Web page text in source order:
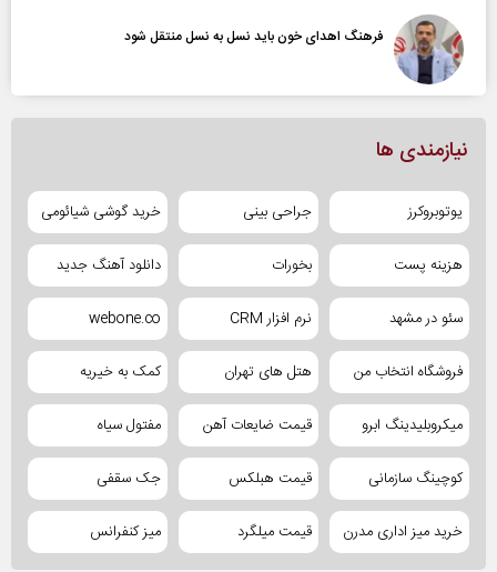
فرهنگ اهدای خون باید نسل به نسل منتقل شود
نیازمندی ها
یوتوبروکرز جراحی بینی خرید گوشی شیائومی
هزینه پست بخورات دانلود آهنگ جدید
سئو در مشهد نرم افزار CRM webone.co
فروشگاه انتخاب من هتل های تهران کمک به خیریه
میکروبلیدینگ ابرو قیمت ضایعات آهن مفتول سیاه
کوچینگ سازمانی قیمت هبلکس جک سقفی
خرید میز اداری مدرن قیمت میلگرد میز کنفرانس